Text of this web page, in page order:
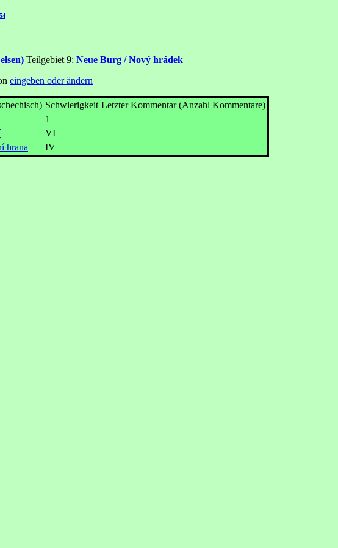
54
Teilgebiet 9: Neue Burg / Nový hrádek
eingeben oder ändern
Schwierigkeit Letzter Kommentar (Anzahl Kommentare)
1
VI
hrana IV